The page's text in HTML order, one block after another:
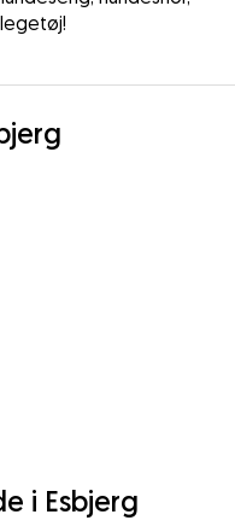
i Esbjerg